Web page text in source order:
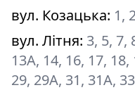
вул. Козацька: 1,
вул. Літня: 3, 5, 7,
13А, 14, 16, 17,
29, 29А, 31, 31А,